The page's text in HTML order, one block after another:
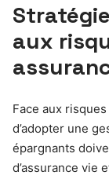
aux
Face aux
d’adopter une
épargnants
d’assurance vie